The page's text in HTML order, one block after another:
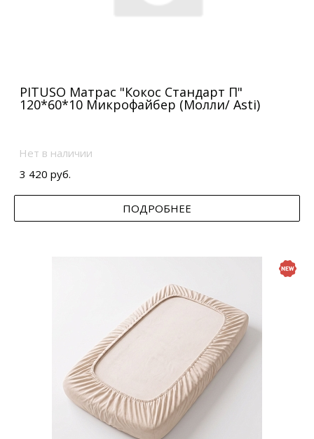
PITUSO Матрас "Кокос Стандарт П"
120*60*10 Микрофайбер (Молли/ Asti)
Нет в наличии
3 420 руб.
ПОДРОБНЕЕ